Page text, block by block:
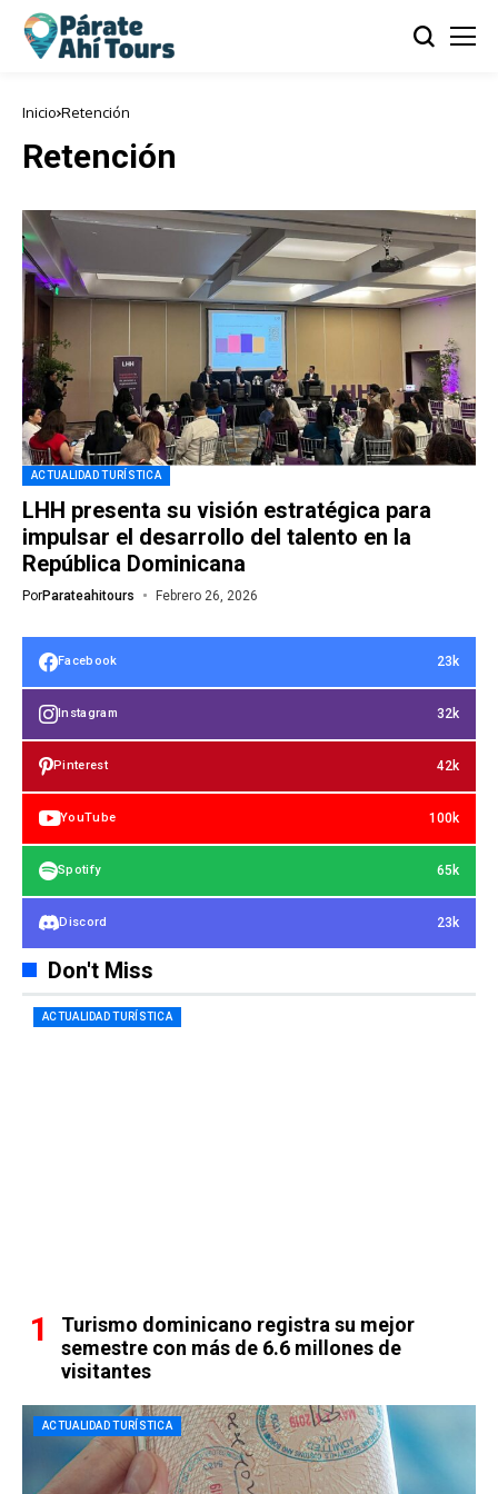
Inicio Retención
Retención
ACTUALIDAD TURÍSTICA
LHH presenta su visión estratégica para
impulsar el desarrollo del talento en la
República Dominicana
PorParateahitours Febrero 26, 2026
Facebook 23k
Instagram 32k
Pinterest 42k
YouTube 100k
Spotify 65k
Discord 23k
Don't Miss
ACTUALIDAD TURÍSTICA
Turismo dominicano registra su mejor
semestre con más de 6.6 millones de
visitantes
ACTUALIDAD TURÍSTICA